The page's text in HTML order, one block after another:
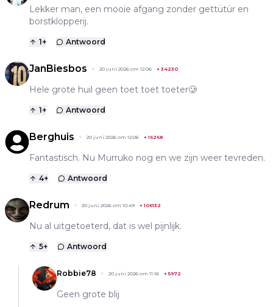
Lekker man, een mooie afgang zonder gettütür en
borstklopperij.
1+ Antwoord
JanBiesbos 20 juni 2026 om 12:06 + 34230
Hele grote huil geen toet toet toeter🥲
1+ Antwoord
Berghuis 20 juni 2026 om 12:06 +16268
Fantastisch. Nu Murruko nog en we zijn weer tevreden.
4+ Antwoord
Redrum 20 juni 2026 om 10:49 +106132
Nu al uitgetoeterd, dat is wel pijnlijk.
5+ Antwoord
Robbie78 20 juni 2026 om 11:16 + 5972
Geen grote blij